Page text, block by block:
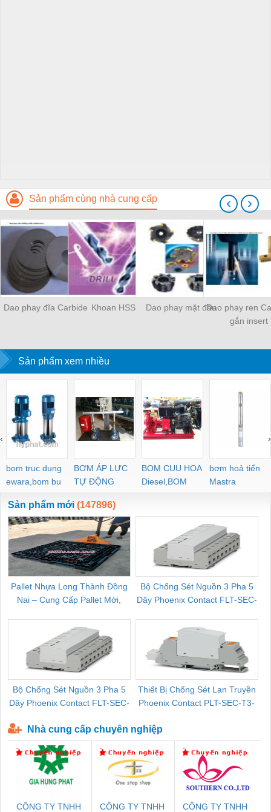
Sản phẩm cùng nhà cung cấp
Dao phay đĩa Carbide Khoan HSS Dao phay mặt đầuDao phay ren
gắn insert
‹ ›
Sản phẩm xem nhiều
bom truc dung
ewara,bom bu
ewara
BƠM ÁP LỰC
TỰ ĐỘNG
BOM CUU HOA
Diesel,BOM
CHUA CHAY
bơm hoả tiển
Mastra
‹ ›
Sản phẩm mới (147896)
Pallet Nhựa Long Thành Đồng
Nai – Cung Cấp Pallet Mới,
Bộ Chống Sét Nguồn 3 Pha 5
Dây Phoenix Contact FLT-SEC-
Bộ Chống Sét Nguồn 3 Pha 5
Dây Phoenix Contact FLT-SEC-
Thiết Bị Chống Sét Lan Truyền
Phoenix Contact PLT-SEC-T3-
Nhà cung cấp chuyên nghiệp
CÔNG TY TNHH
CÔNG TY TNHH
CÔNG TY TNHH